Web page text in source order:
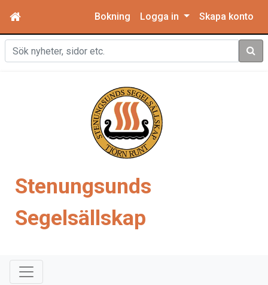
Bokning Logga in Skapa konto
Sök
Stenungsunds
Segelsällskap